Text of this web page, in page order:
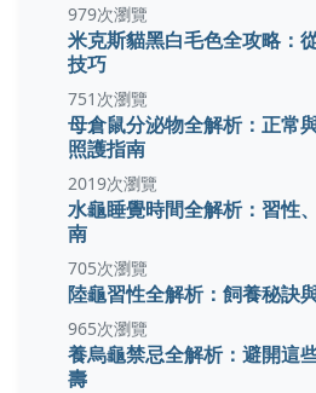
979次瀏覽
米克斯貓黑白毛色全攻略：
技巧
751次瀏覽
母倉鼠分泌物全解析：正常
照護指南
2019次瀏覽
水龜睡覺時間全解析：習性
南
705次瀏覽
陸龜習性全解析：飼養秘訣
965次瀏覽
養烏龜禁忌全解析：避開這
壽